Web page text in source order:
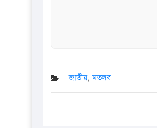
জাতীয়,মতলব